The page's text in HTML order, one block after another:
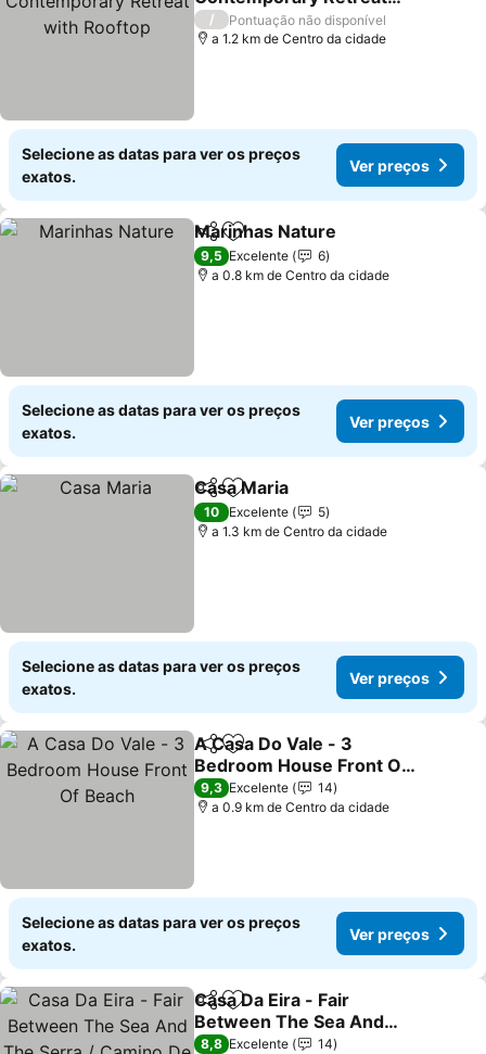
with Rooftop
Ver preços
/
Pontuação não disponível
a 1.2 km de Centro da cidade
Selecione as datas para ver os preços
exatos.
Ver preços
PartilharAdicionar aos favoritos
Marinhas Nature
9,5 Excelente
6
a 0.8 km de Centro da cidade
Selecione as datas para ver os preços
exatos.
Ver preços
PartilharAdicionar aos favoritos
Casa Maria
10 Excelente
5
a 1.3 km de Centro da cidade
Selecione as datas para ver os preços
exatos.
Ver preços
PartilharAdicionar aos favoritos
A Casa Do Vale - 3
Bedroom House Front Of
Beach
Ver preços
9,3 Excelente
14
a 0.9 km de Centro da cidade
Selecione as datas para ver os preços
exatos.
Ver preços
PartilharAdicionar aos favoritos
Casa Da Eira - Fair
Between The Sea And
The Serra / Camino De
Ver preços
8,8 Excelente
14